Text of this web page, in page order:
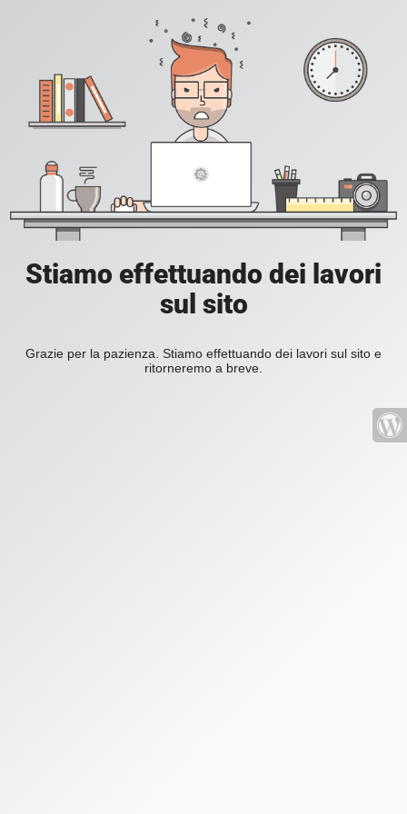
Stiamo effettuando dei lavori
sul sito
Grazie per la pazienza. Stiamo effettuando dei lavori sul sito e
ritorneremo a breve.